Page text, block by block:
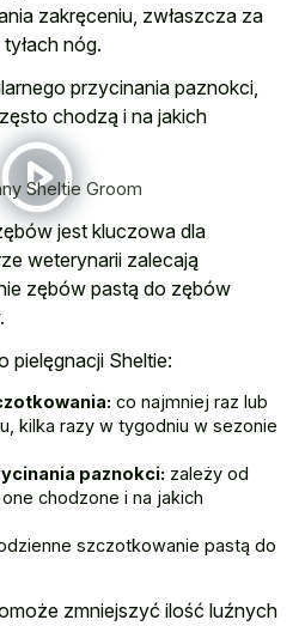
zakręceniu, zwłaszcza za
nóg.
przycinania paznokci,
chodzą i na jakich
Sheltie Groom
jest kluczowa dla
weterynarii zalecają
zębów pastą do zębów
pielęgnacji Sheltie:
co najmniej raz lub
kilka razy w tygodniu w sezonie
paznokci: zależy od
chodzone i na jakich
szczotkowanie pastą do
zmniejszyć ilość luźnych